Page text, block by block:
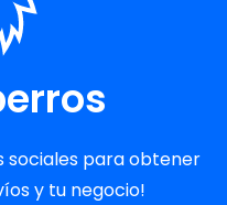
sociales para obtener
y tu negocio!